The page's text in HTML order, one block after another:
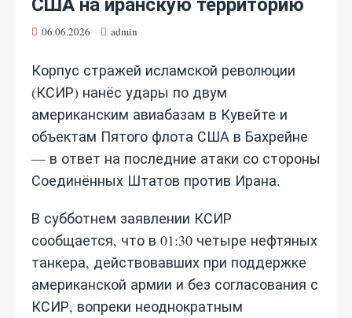
06.06.2026 admin
Корпус стражей исламской революции
(КСИР) нанёс удары по двум
американским авиабазам в Кувейте и
объектам Пятого флота США в Бахрейне
— в ответ на последние атаки со стороны
Соединённых Штатов против Ирана.
В субботнем заявлении КСИР
сообщается, что в 01:30 четыре нефтяных
танкера, действовавших при поддержке
американской армии и без согласования с
КСИР, вопреки неоднократным